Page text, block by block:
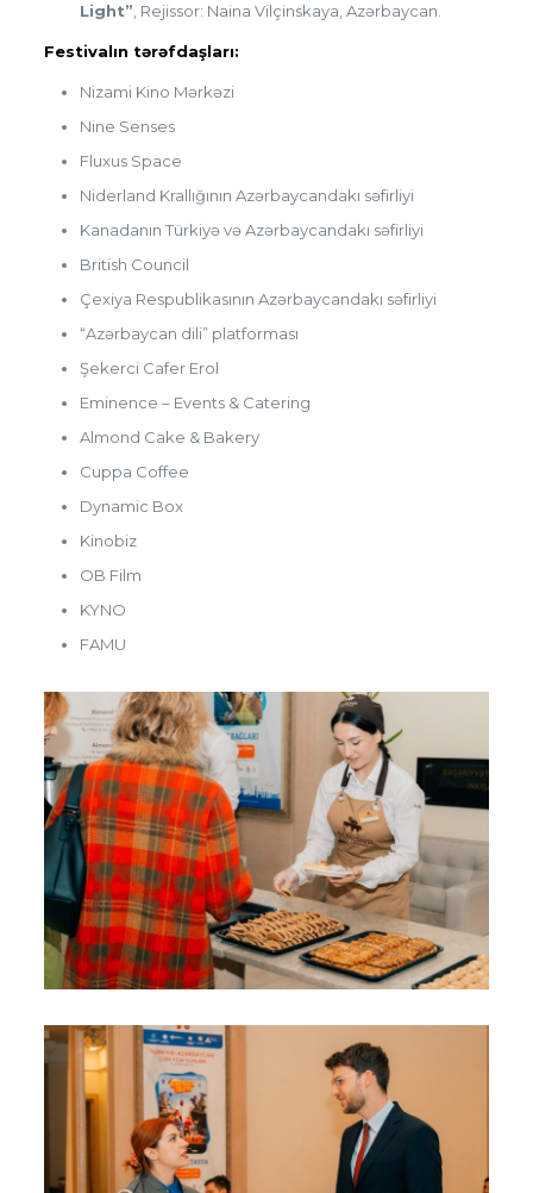
Light” , Rejissor: Naina Vilçinskaya, Azərbaycan.
Festivalın tərəfdaşları:
Nizami Kino Mərkəzi
Nine Senses
Fluxus Space
Niderland Krallığının Azərbaycandakı səfirliyi
Kanadanın Türkiyə və Azərbaycandakı səfirliyi
British Council
Çexiya Respublikasının Azərbaycandakı səfirliyi
“Azərbaycan dili” platforması
Şekerci Cafer Erol
Eminence – Events & Catering
Almond Cake & Bakery
Cuppa Coffee
Dynamic Box
Kinobiz
OB Film
KYNO
FAMU